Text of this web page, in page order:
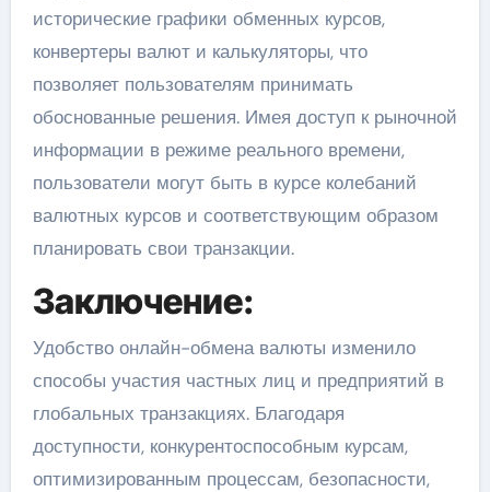
исторические графики обменных курсов,
конвертеры валют и калькуляторы, что
позволяет пользователям принимать
обоснованные решения. Имея доступ к рыночной
информации в режиме реального времени,
пользователи могут быть в курсе колебаний
валютных курсов и соответствующим образом
планировать свои транзакции.
Заключение:
Удобство онлайн-обмена валюты изменило
способы участия частных лиц и предприятий в
глобальных транзакциях. Благодаря
доступности, конкурентоспособным курсам,
оптимизированным процессам, безопасности,